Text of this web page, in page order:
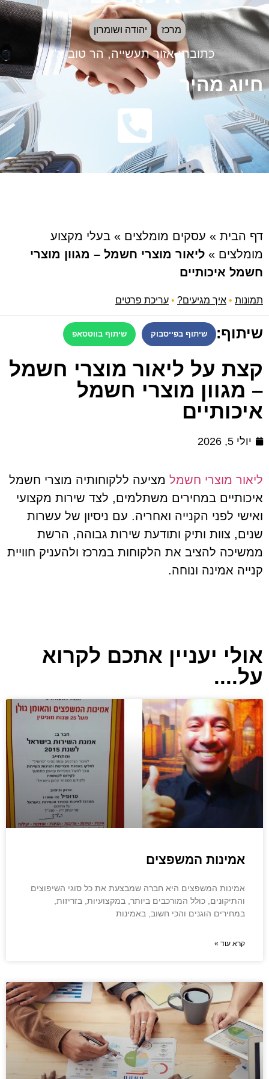
מרכז יהודה ושומרון
כתובת:אזור תעשייה, הר טוב א’
חיוג מהיר
דף הבית » עסקים מומלצים » בעלי מקצוע
מומלצים » ליאור מוצרי חשמל – מגוון מוצרי
חשמל איכותיים
תמונות • איך מגיעים? • עריכת פרטים
שיתוף: שיתוף בפייסבוק שיתוף בווטסאפ
קצת על ליאור מוצרי חשמל
– מגוון מוצרי חשמל
איכותיים
יולי 5, 2026
ליאור מוצרי חשמל מציעה ללקוחותיה מוצרי חשמל
איכותיים במחירים משתלמים, לצד שירות מקצועי
ואישי לפני הקנייה ואחריה. עם ניסיון של עשרות
שנים, צוות ותיק ותודעת שירות גבוהה, הרשת
ממשיכה להציב את הלקוחות במרכז ולהעניק חוויית
קנייה אמינה ונוחה.
אולי יעניין אתכם לקרוא
על....
אמינות המשפצים
אמינות המשפצים היא חברה שמבצעת את כל סוגי השיפוצים
והתיקונים, כולל המורכבים ביותר, במקצועיות, בזריזות,
במחירים הוגנים והכי חשוב, באמינות
קרא עוד »